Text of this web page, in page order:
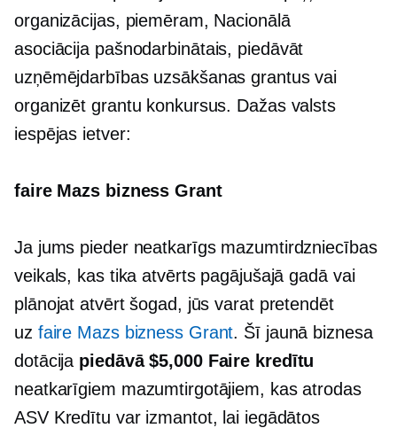
organizācijas, piemēram, Nacionālā
asociācija pašnodarbinātais, piedāvāt
uzņēmējdarbības uzsākšanas grantus vai
organizēt grantu konkursus. Dažas valsts
iespējas ietver:
faire Mazs bizness Grant
Ja jums pieder neatkarīgs mazumtirdzniecības
veikals, kas tika atvērts pagājušajā gadā vai
plānojat atvērt šogad, jūs varat pretendēt
uz faire Mazs biznessGrant. Šī jaunā biznesa
dotācija piedāvā $5,000 Faire kredītu
neatkarīgiem mazumtirgotājiem, kas atrodas
ASV Kredītu var izmantot, lai iegādātos